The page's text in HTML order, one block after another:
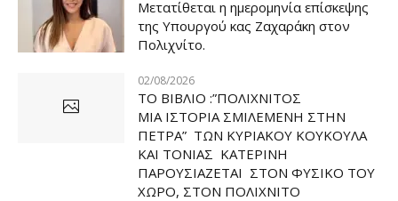
Μετατίθεται η ημερομηνία επίσκεψης
της Υπουργού κας Ζαχαράκη στον
Πολιχνίτο.
02/08/2026
ΤΟ ΒΙΒΛΙΟ :”ΠΟΛΙΧΝΙΤΟΣ
ΜΙΑ ΙΣΤΟΡΙΑ ΣΜΙΛΕΜΕΝΗ ΣΤΗΝ
ΠΕΤΡΑ” ΤΩΝ ΚΥΡΙΑΚΟΥ ΚΟΥΚΟΥΛΑ
ΚΑΙ ΤΟΝΙΑΣ ΚΑΤΕΡΙΝΗ
ΠΑΡΟΥΣΙΑΖΕΤΑΙ ΣΤΟΝ ΦΥΣΙΚΟ ΤOY
ΧΩΡΟ, ΣΤΟΝ ΠΟΛΙΧΝΙΤΟ